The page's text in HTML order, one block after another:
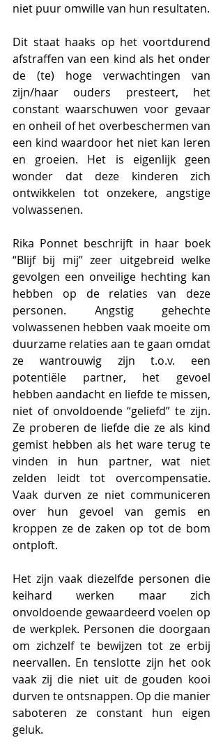
Dit staat haaks op het voortdurend
afstraffen van een kind als het onder
de (te) hoge verwachtingen van
zijn/haar ouders presteert, het
constant waarschuwen voor gevaar
en onheil of het overbeschermen van
een kind waardoor het niet kan leren
en groeien. Het is eigenlijk geen
wonder dat deze kinderen zich
ontwikkelen tot onzekere, angstige
volwassenen.
Rika Ponnet beschrijft in haar boek
“Blijf bij mij” zeer uitgebreid welke
gevolgen een onveilige hechting kan
hebben op de relaties van deze
personen. Angstig gehechte
volwassenen hebben vaak moeite om
duurzame relaties aan te gaan omdat
ze wantrouwig zijn t.o.v. een
potentiële partner, het gevoel
hebben aandacht en liefde te missen,
niet of onvoldoende “geliefd” te zijn.
Ze proberen de liefde die ze als kind
gemist hebben als het ware terug te
vinden in hun partner, wat niet
zelden leidt tot overcompensatie.
Vaak durven ze niet communiceren
over hun gevoel van gemis en
kroppen ze de zaken op tot de bom
ontploft.
Het zijn vaak diezelfde personen die
keihard werken maar zich
onvoldoende gewaardeerd voelen op
de werkplek. Personen die doorgaan
om zichzelf te bewijzen tot ze erbij
neervallen. En tenslotte zijn het ook
vaak zij die niet uit de gouden kooi
durven te ontsnappen. Op die manier
saboteren ze constant hun eigen
geluk.